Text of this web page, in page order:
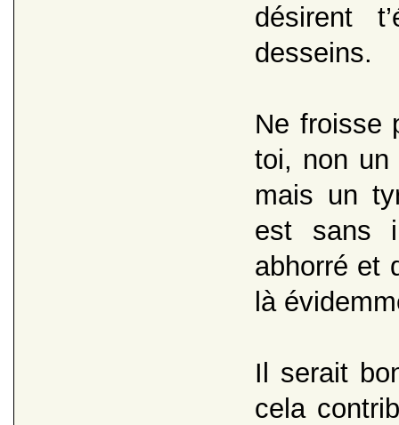
désirent
desseins.
Ne froisse
toi, non un
mais un
est sans
abhorré et
là
Il serait
cela